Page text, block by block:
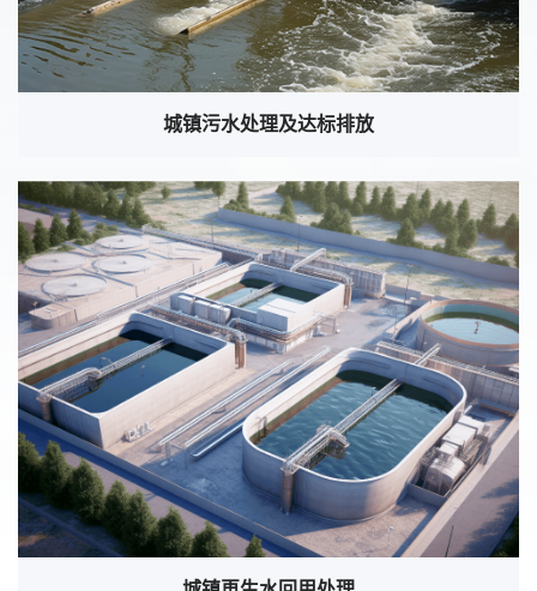
城镇污水处理及达标排放